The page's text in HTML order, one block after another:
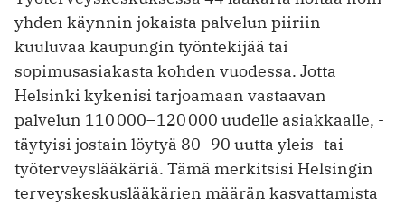
yhden käynnin jokaista palvelun piiriin
kuuluvaa kaupungin työntekijää tai
sopimusasiakasta kohden vuodessa. Jotta
Helsinki kykenisi tarjoamaan vastaavan
palvelun 110 000–120 000 uudelle asiakkaalle, ­
täytyisi jostain löytyä 80–90 uutta yleis- tai
työterveyslääkäriä. Tämä merkitsisi Helsingin
ter­veys­keskuslääkärien määrän kasvattamista